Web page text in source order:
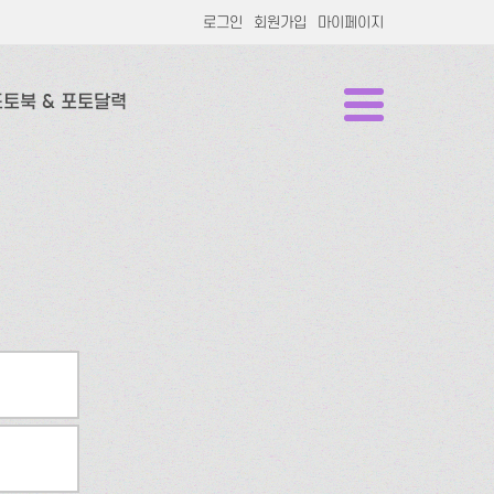
로그인 회원가입 마이페이지
북 & 포토달력